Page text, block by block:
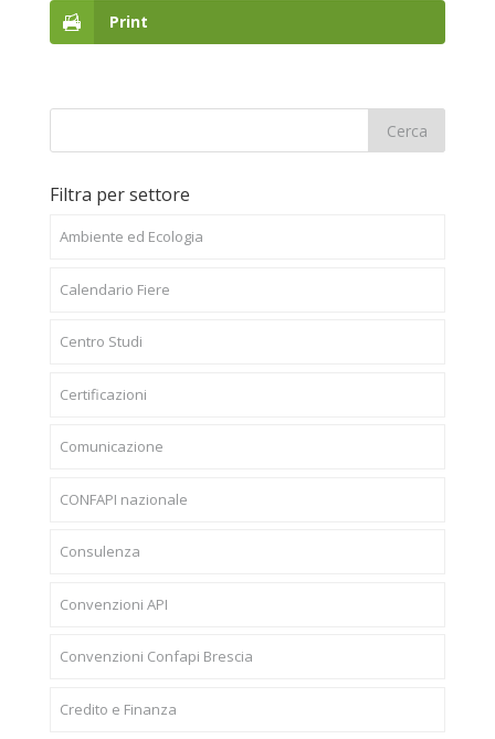
Print
Filtra per settore
Ambiente ed Ecologia
Calendario Fiere
Centro Studi
Certificazioni
Comunicazione
CONFAPI nazionale
Consulenza
Convenzioni API
Convenzioni Confapi Brescia
Credito e Finanza